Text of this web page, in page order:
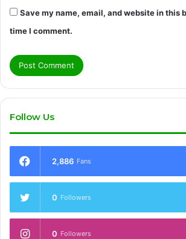
Save my name, email, and website in this
time I comment.
Follow Us
2,886 Fans
0 Followers
0 Followers